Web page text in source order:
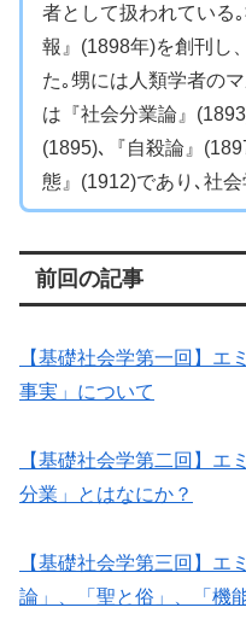
者として扱われている
報』(1898年)を創刊し
た｡甥には人類学者の
は『社会分業論』
(1895)､『自殺論』
態』(1912)であり､社
前回の記事
【基礎社会学第一回】エ
事実」について
【基礎社会学第二回】エ
分業」とはなにか？
【基礎社会学第三回】エ
論」、「聖と俗」、「機